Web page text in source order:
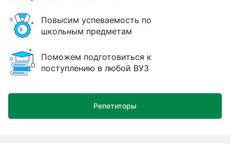
Повысим успеваемость по
школьным предметам
Поможем подготовиться к
поступлению в любой ВУЗ
Репетиторы